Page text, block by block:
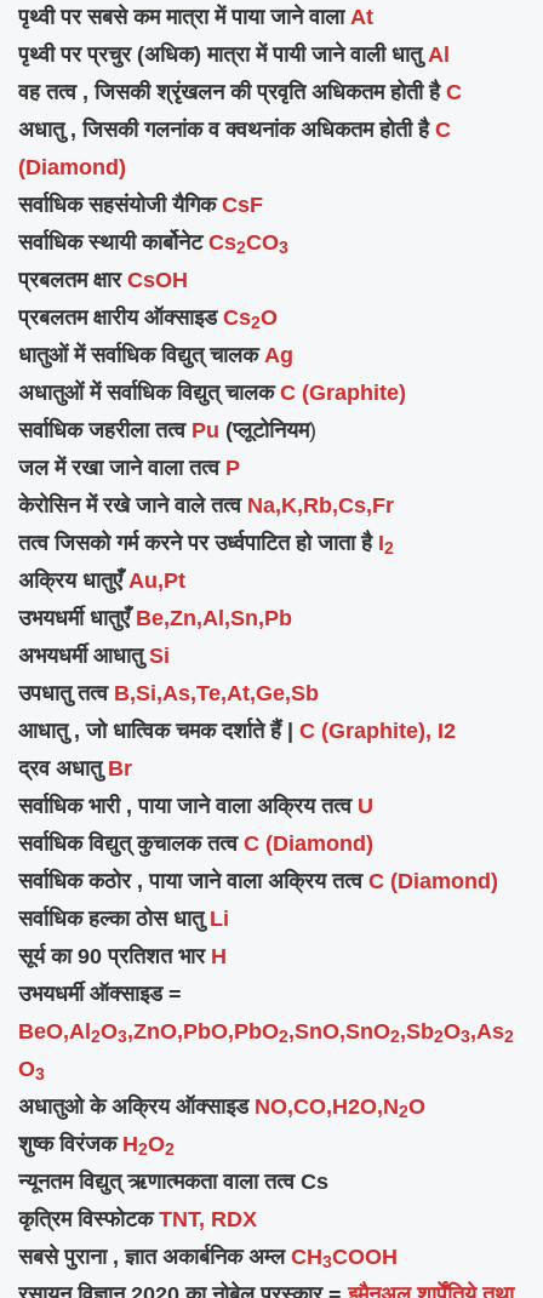
पृथ्वी पर सबसे कम मात्रा में पाया जाने वाला At
पृथ्वी पर प्रचुर (अधिक) मात्रा में पायी जाने वाली धातु Al
वह तत्व , जिसकी श्रृंखलन की प्रवृति अधिकतम होती है C
अधातु , जिसकी गलनांक व क्वथनांक अधिकतम होती है C
(Diamond)
सर्वाधिक सहसंयोजी यैगिकCsF
सर्वाधिक स्थायी कार्बोनेटCs2CO3
प्रबलतम क्षार CsOH
प्रबलतम क्षारीय ऑक्साइड Cs2O
धातुओं में सर्वाधिक विद्युत् चालक Ag
अधातुओं में सर्वाधिक विद्युत् चालकC (Graphite)
सर्वाधिक जहरीला तत्व Pu (प्लूटोनियम)
जल में रखा जाने वाला तत्व P
केरोसिन में रखे जाने वाले तत्व Na,K,Rb,Cs,Fr
तत्व जिसको गर्म करने पर उर्ध्वपाटित हो जाता है I2
अक्रिय धातुएँAu,Pt
उभयधर्मी धातुएँBe,Zn,Al,Sn,Pb
अभयधर्मी आधातु Si
उपधातु तत्व B,Si,As,Te,At,Ge,Sb
आधातु , जो धात्विक चमक दर्शाते हैं | C (Graphite), I2
द्रव अधातु Br
सर्वाधिक भारी , पाया जाने वाला अक्रिय तत्व U
सर्वाधिकविद्युत्कुचालक तत्व C (Diamond)
सर्वाधिक कठोर , पाया जाने वाला अक्रिय तत्व C (Diamond)
सर्वाधिक हल्का ठोस धातु Li
सूर्य का 90 प्रतिशत भार H
उभयधर्मी ऑक्साइड =
BeO,Al2O3,ZnO,PbO,PbO2,SnO,SnO2,Sb2O3,As2
O3
अधातुओ के अक्रिय ऑक्साइड NO,CO,H2O,N2O
शुष्क विरंजक H2O2
न्यूनतम विद्युत् ऋणात्मकता वाला तत्व Cs
कृत्रिम विस्फोटकTNT, RDX
सबसे पुराना , ज्ञात अकार्बनिक अम्ल CH3COOH